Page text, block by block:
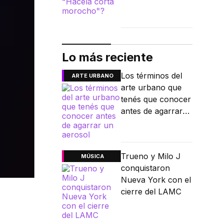
Lo más reciente
ARTE URBANO
Los términos del
arte urbano que
tenés que conocer
antes de agarrar
MÚSICA
Trueno y Milo J
conquistaron
Nueva York con el
cierre del LAMC